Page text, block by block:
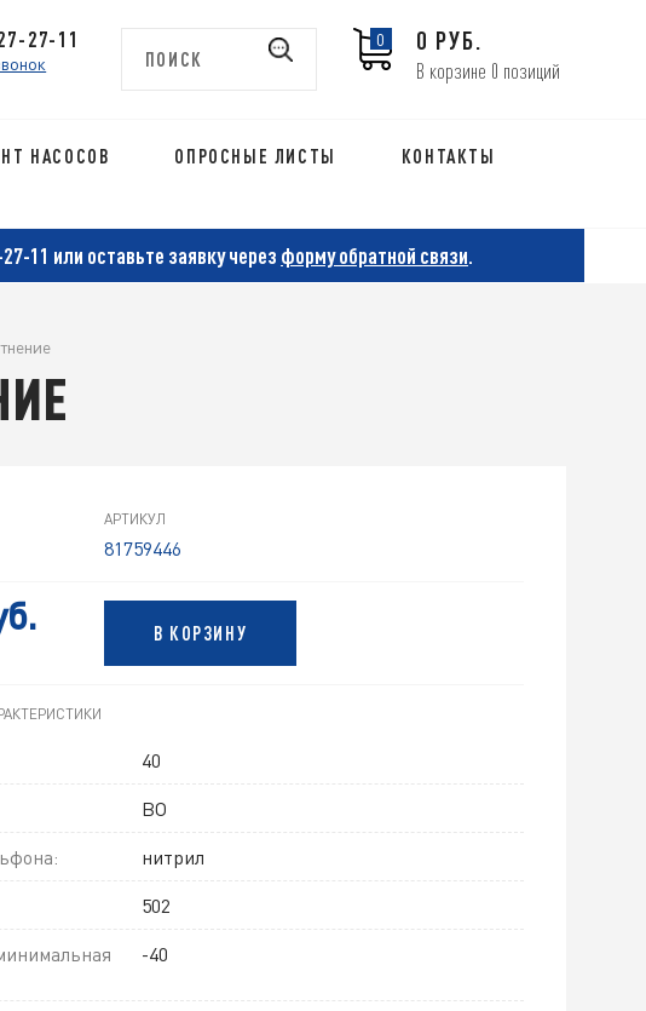
27-11 0 0 РУБ.
В корзине 0 позиций
НАСОСОВ ОПРОСНЫЕ ЛИСТЫ КОНТАКТЫ
11 или оставьте заявку через форму обратной связи.
АРТИКУЛ
81759446
В КОРЗИНУ
40
BO
нитрил
502
-40